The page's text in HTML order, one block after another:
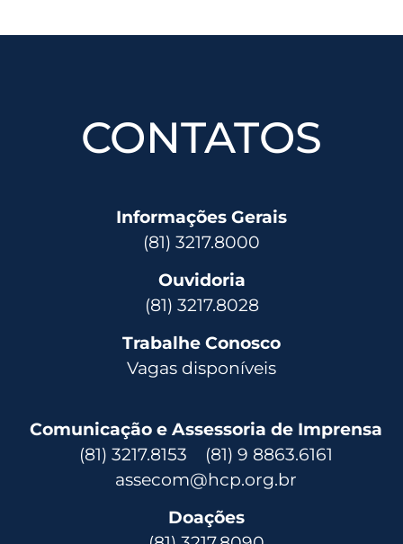
CONTATOS
Informações Gerais
(81) 3217.8000
Ouvidoria
(81) 3217.8028
Trabalhe Conosco
Vagas disponíveis
Comunicação e Assessoria de Imprensa
(81) 3217.8153 (81) 9 8863.6161
assecom@hcp.org.br
Doações